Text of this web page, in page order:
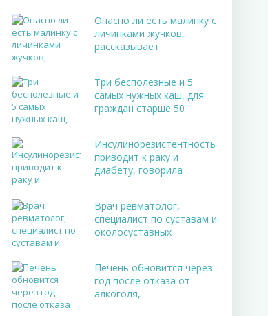
Опасно ли есть малинку с
личинками жучков,
рассказывает
Три бесполезные и 5
самых нужных каш, для
граждан старше 50
Инсулинорезистентность
приводит к раку и
диабету, говорила
Врач ревматолог,
специалист по суставам и
околосуставных
Печень обновится через
год после отказа от
алкоголя,